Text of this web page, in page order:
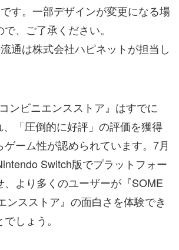
す。一部デザインが変更になる場
、ご了承ください。
通は株式会社ハピネットが担当し
ンビニエンスストア』はすでに
「圧倒的に好評」の評価を獲得
ゲーム性が認められています。7月
Switch版でプラットフォー
、より多くのユーザーが『SOME
ンスストア』の面白さを体験でき
しょう。